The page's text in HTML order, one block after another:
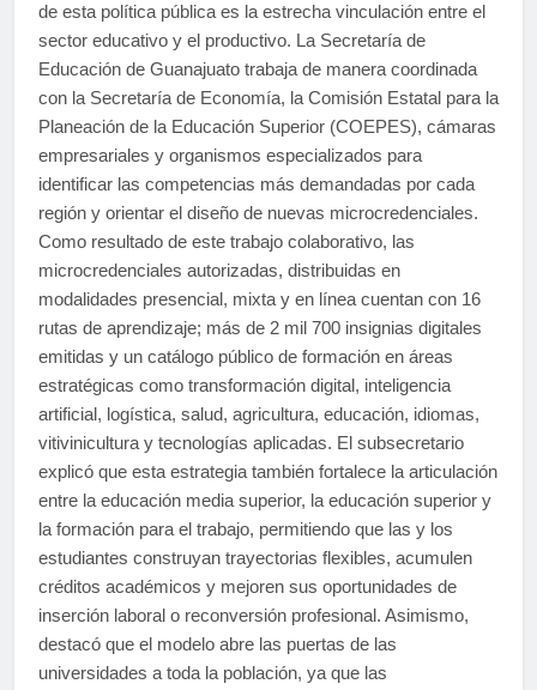
de esta política pública es la estrecha vinculación entre el
sector educativo y el productivo. La Secretaría de
Educación de Guanajuato trabaja de manera coordinada
con la Secretaría de Economía, la Comisión Estatal para la
Planeación de la Educación Superior (COEPES), cámaras
empresariales y organismos especializados para
identificar las competencias más demandadas por cada
región y orientar el diseño de nuevas microcredenciales.
Como resultado de este trabajo colaborativo, las
microcredenciales autorizadas, distribuidas en
modalidades presencial, mixta y en línea cuentan con 16
rutas de aprendizaje; más de 2 mil 700 insignias digitales
emitidas y un catálogo público de formación en áreas
estratégicas como transformación digital, inteligencia
artificial, logística, salud, agricultura, educación, idiomas,
vitivinicultura y tecnologías aplicadas. El subsecretario
explicó que esta estrategia también fortalece la articulación
entre la educación media superior, la educación superior y
la formación para el trabajo, permitiendo que las y los
estudiantes construyan trayectorias flexibles, acumulen
créditos académicos y mejoren sus oportunidades de
inserción laboral o reconversión profesional. Asimismo,
destacó que el modelo abre las puertas de las
universidades a toda la población, ya que las